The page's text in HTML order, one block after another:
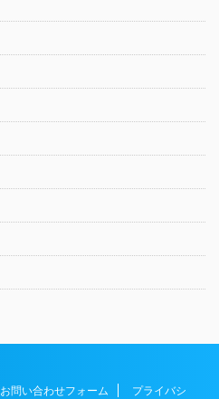
お問い合わせフォーム プライバシ